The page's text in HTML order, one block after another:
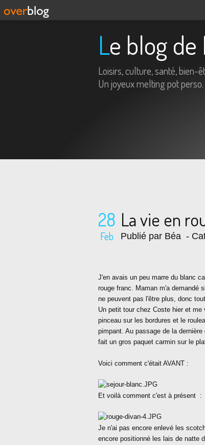
Le blog
Loisirs, culture, santé, bien-
Un joyeux melting pot perso.
28
Feb
La vie en
Publié par Béa -
J'en avais un peu marre du blanc
rouge franc. Maman m'a demandé
ne peuvent pas l'être plus, donc
Un petit tour chez Coste hier et
pinceau sur les bordures et le
pimpant. Au passage de la
fait un gros paquet carmin sur le
Voici comment c'était AVANT :
Et voilà comment c'est à présent :
Je n'ai pas encore enlevé les
encore positionné les lais de natte